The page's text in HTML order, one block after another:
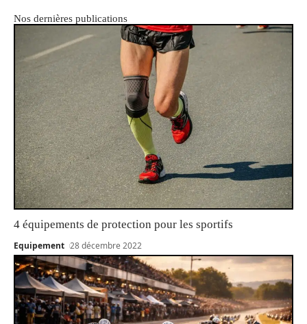
Nos dernières publications
4 équipements de protection pour les sportifs
Equipement 28 décembre 2022